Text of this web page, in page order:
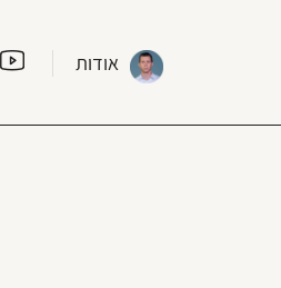
אודות